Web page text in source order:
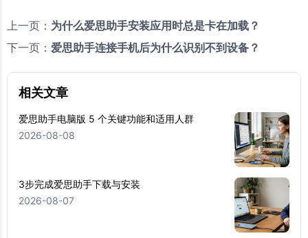
上一页： 为什么爱思助手安装应用时总是卡在加载？
下一页： 爱思助手连接手机后为什么识别不到设备？
相关文章
爱思助手电脑版 5 个关键功能和适用人群
2026-08-08
3步完成爱思助手下载与安装
2026-08-07